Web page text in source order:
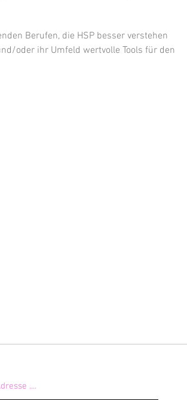
Berufen, die HSP besser verstehen
oder ihr Umfeld wertvolle Tools für den